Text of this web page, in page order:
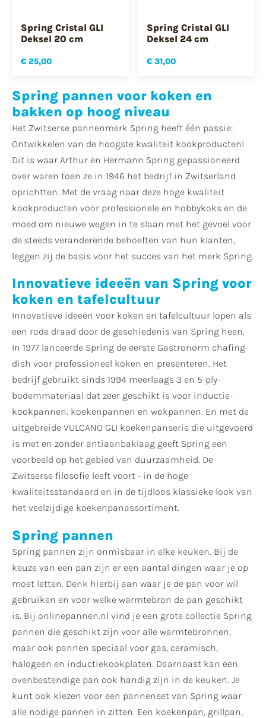
Spring Cristal GLI
Deksel 20 cm
€ 25,00
Spring Cristal GLI
Deksel 24 cm
€ 31,00
Spring pannen voor koken en
bakken op hoog niveau
Het Zwitserse pannenmerk Spring heeft één passie:
Ontwikkelen van de hoogste kwaliteit kookproducten!
Dit is waar Arthur en Hermann Spring gepassioneerd
over waren toen ze in 1946 het bedrijf in Zwitserland
oprichtten. Met de vraag naar deze hoge kwaliteit
kookproducten voor professionele en hobbykoks en de
moed om nieuwe wegen in te slaan met het gevoel voor
de steeds veranderende behoeften van hun klanten,
leggen zij de basis voor het succes van het merk Spring.
Innovatieve ideeën van Spring voor
koken en tafelcultuur
Innovatieve ideeën voor koken en tafelcultuur lopen als
een rode draad door de geschiedenis van Spring heen.
In 1977 lanceerde Spring de eerste Gastronorm chafing-
dish voor professioneel koken en presenteren. Het
bedrijf gebruikt sinds 1994 meerlaags 3 en 5-ply-
bodemmateriaal dat zeer geschikt is voor inductie-
kookpannen. koekenpannen en wokpannen. En met de
uitgebreide VULCANO GLI koekenpanserie die uitgevoerd
is met en zonder antiaanbaklaag geeft Spring een
voorbeeld op het gebied van duurzaamheid. De
Zwitserse filosofie leeft voort - in de hoge
kwaliteitsstandaard en in de tijdloos klassieke look van
het veelzijdige koekenpanassortiment.
Spring pannen
Spring pannen zijn onmisbaar in elke keuken. Bij de
keuze van een pan zijn er een aantal dingen waar je op
moet letten. Denk hierbij aan waar je de pan voor wil
gebruiken en voor welke warmtebron de pan geschikt
is. Bij onlinepannen.nl vind je een grote collectie Spring
pannen die geschikt zijn voor alle warmtebronnen,
maar ook pannen speciaal voor gas, ceramisch,
halogeen en inductiekookplaten. Daarnaast kan een
ovenbestendige pan ook handig zijn in de keuken. Je
kunt ook kiezen voor een pannenset van Spring waar
alle nodige pannen in zitten. Een koekenpan, grillpan,